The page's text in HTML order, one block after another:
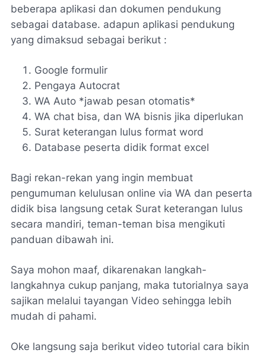
beberapa aplikasi dan dokumen pendukung
sebagai database. adapun aplikasi pendukung
yang dimaksud sebagai berikut :
Google formulir
Pengaya Autocrat
WA Auto *jawab pesan otomatis*
WA chat bisa, dan WA bisnis jika diperlukan
Surat keterangan lulus format word
Database peserta didik format excel
Bagi rekan-rekan yang ingin membuat
pengumuman kelulusan online via WA dan peserta
didik bisa langsung cetak Surat keterangan lulus
secara mandiri, teman-teman bisa mengikuti
panduan dibawah ini.
Saya mohon maaf, dikarenakan langkah-
langkahnya cukup panjang, maka tutorialnya saya
sajikan melalui tayangan Video sehingga lebih
mudah di pahami.
Oke langsung saja berikut video tutorial cara bikin